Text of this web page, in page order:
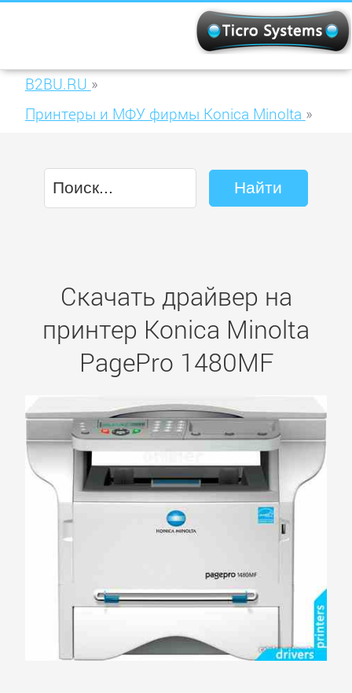
B2BU.RU »
Принтеры и МФУ фирмы Konica Minolta »
Скачать драйвер на
принтер Konica Minolta
PagePro 1480MF